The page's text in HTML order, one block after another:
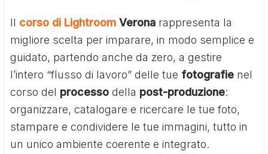
Il corso di Lightroom Verona rappresenta la
migliore scelta per imparare, in modo semplice e
guidato, partendo anche da zero, a gestire
l’intero “flusso di lavoro” delle tue fotografie nel
corso del processo della post-produzione:
organizzare, catalogare e ricercare le tue foto,
stampare e condividere le tue immagini, tutto in
un unico ambiente coerente e integrato.